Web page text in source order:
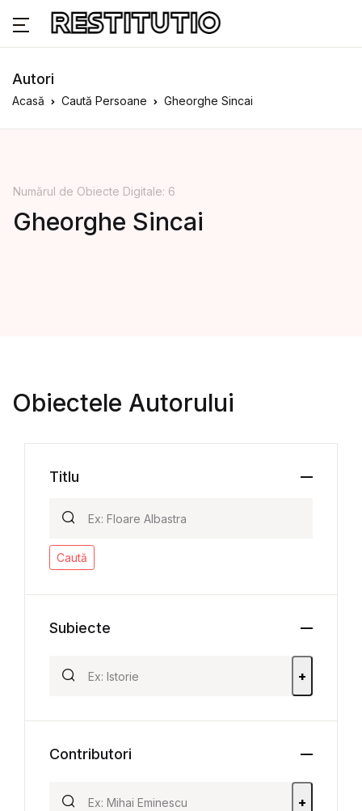
Autori
Acasă Caută Persoane Gheorghe Sincai
Numărul de Obiecte Digitale: 6
Gheorghe Sincai
Obiectele Autorului
Titlu
Caută
Subiecte
+
Contributori
+